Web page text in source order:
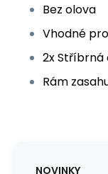
Bez olova
Vhodné
2x
Rám
NOVINKY